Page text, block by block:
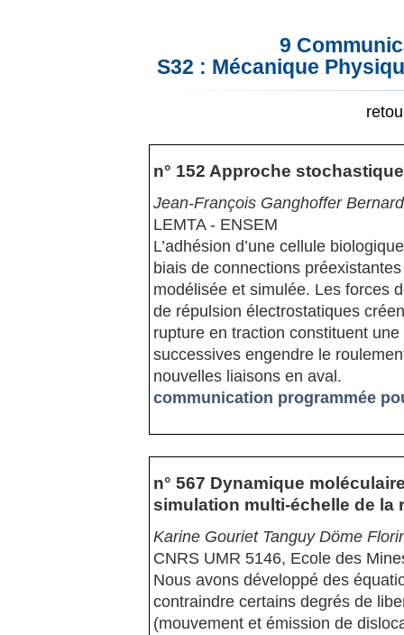
9
S32 : Mécanique
n° 152 Approche
Jean-François Ganghoffer
LEMTA - ENSEM
L’adhésion d’une cellule
biais de connections
modélisée et simulée. Les forces
de répulsion électrostatiques
rupture en traction constituent
successives engendre le
nouvelles liaisons en aval.
communication programmée
n° 567 Dynamique
simulation multi-échelle de la
Karine Gouriet Tanguy Döme
CNRS UMR 5146, Ecole des
Nous avons développé des
contraindre certains degrés de
(mouvement et émission de